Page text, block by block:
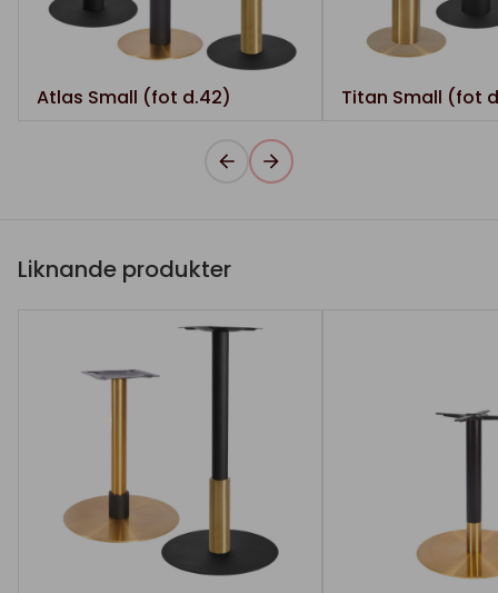
Atlas Small (fot d.42) Titan Small (fot
Liknande produkter